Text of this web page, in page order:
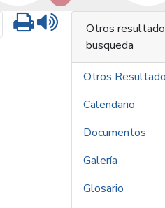
página siguiente
Imprimir
Otros
busqueda
Otros
Calendario
Documentos
Galería
Glosario